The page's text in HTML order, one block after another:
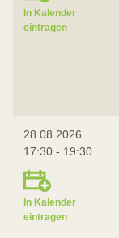
In Kalender
eintragen
28.08.2026
17:30 - 19:30
In Kalender
eintragen